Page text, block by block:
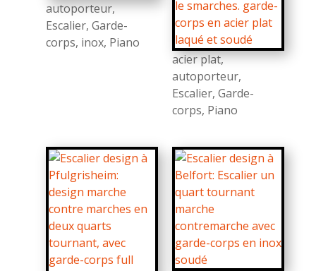
autoporteur,
Escalier, Garde-
corps, inox, Piano
acier plat,
autoporteur,
Escalier, Garde-
corps, Piano